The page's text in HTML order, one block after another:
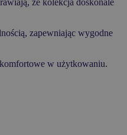
zapewniając wygodne
w użytkowaniu.